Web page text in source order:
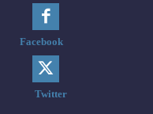
Facebook
Twitter